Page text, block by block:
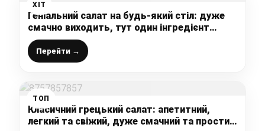
ХІТ
Геніальний салат на будь-який стіл: дуже
смачно виходить, тут один інгредієнт
вирішив все
Перейти →
ТОП
Класичний грецький салат: апетитний,
легкий та свіжий, дуже смачний та простий